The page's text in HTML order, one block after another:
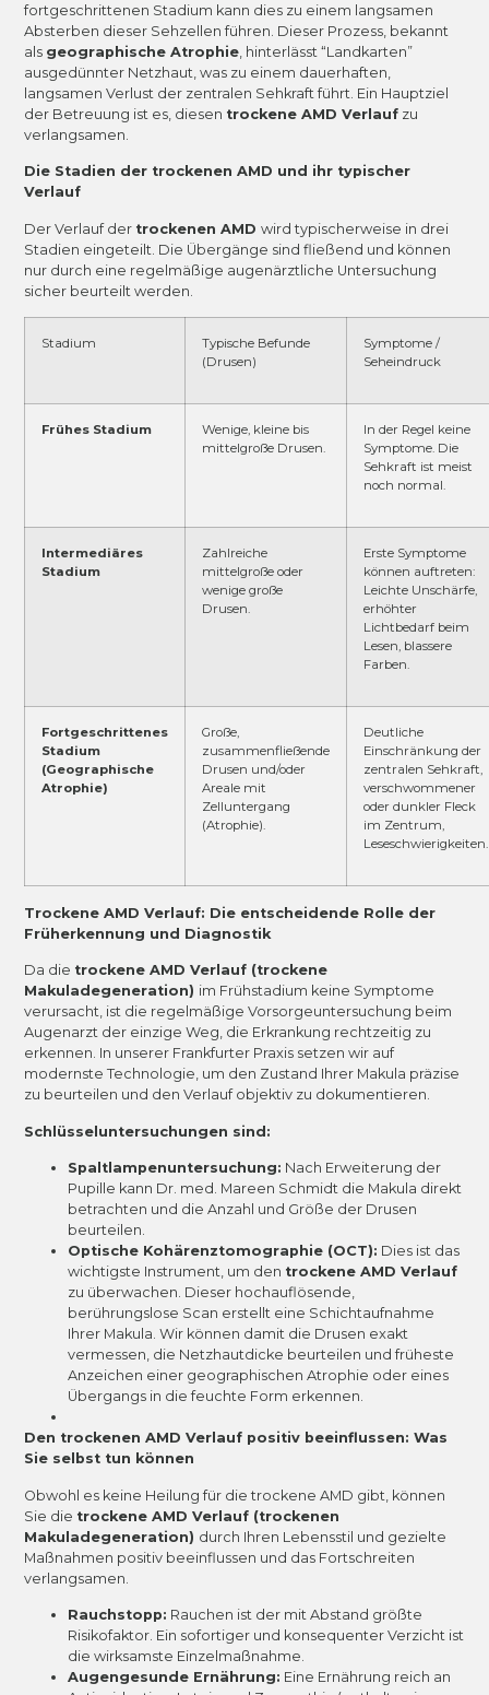
fortgeschrittenen Stadium kann dies zu einem langsamen
Absterben dieser Sehzellen führen. Dieser Prozess, bekannt
als geographische Atrophie , hinterlässt “Landkarten”
ausgedünnter Netzhaut, was zu einem dauerhaften,
langsamen Verlust der zentralen Sehkraft führt. Ein Hauptziel
der Betreuung ist es, diesen trockene AMD Verlauf zu
verlangsamen.
Die Stadien der trockenen AMD und ihr typischer
Verlauf
Der Verlauf der trockenen AMDwird typischerweise in drei
Stadien eingeteilt. Die Übergänge sind fließend und können
nur durch eine regelmäßige augenärztliche Untersuchung
sicher beurteilt werden.
Stadium
Typische Befunde
(Drusen)
Symptome /
Seheindruck
Frühes Stadium
Wenige, kleine bis
mittelgroße Drusen.
In der Regel keine
Symptome. Die
Sehkraft ist meist
noch normal.
Intermediäres
Stadium
Zahlreiche
mittelgroße oder
wenige große
Drusen.
Erste Symptome
können auftreten:
Leichte Unschärfe,
erhöhter
Lichtbedarf beim
Lesen, blassere
Farben.
Fortgeschrittenes
Stadium
(Geographische
Atrophie)
Große,
zusammenfließende
Drusen und/oder
Areale mit
Zelluntergang
(Atrophie).
Deutliche
Einschränkung der
zentralen Sehkraft,
verschwommener
oder dunkler Fleck
im Zentrum,
Leseschwierigkeiten.
Trockene AMD Verlauf: Die entscheidende Rolle der
Früherkennung und Diagnostik
Da die trockene AMD Verlauf (trockene
Makuladegeneration) im Frühstadium keine Symptome
verursacht, ist die regelmäßige Vorsorgeuntersuchung beim
Augenarzt der einzige Weg, die Erkrankung rechtzeitig zu
erkennen. In unserer Frankfurter Praxis setzen wir auf
modernste Technologie, um den Zustand Ihrer Makula präzise
zu beurteilen und den Verlauf objektiv zu dokumentieren.
Schlüsseluntersuchungen sind:
Spaltlampenuntersuchung: Nach Erweiterung der
Pupille kann Dr. med. Mareen Schmidt die Makula direkt
betrachten und die Anzahl und Größe der Drusen
beurteilen.
Optische Kohärenztomographie (OCT): Dies ist das
wichtigste Instrument, um den trockene AMD Verlauf
zu überwachen. Dieser hochauflösende,
berührungslose Scan erstellt eine Schichtaufnahme
Ihrer Makula. Wir können damit die Drusen exakt
vermessen, die Netzhautdicke beurteilen und früheste
Anzeichen einer geographischen Atrophie oder eines
Übergangs in die feuchte Form erkennen.
Den trockenen AMD Verlauf positiv beeinflussen: Was
Sie selbst tun können
Obwohl es keine Heilung für die trockene AMD gibt, können
Sie die trockene AMD Verlauf (trockenen
Makuladegeneration) durch Ihren Lebensstil und gezielte
Maßnahmen positiv beeinflussen und das Fortschreiten
verlangsamen.
Rauchstopp: Rauchen ist der mit Abstand größte
Risikofaktor. Ein sofortiger und konsequenter Verzicht ist
die wirksamste Einzelmaßnahme.
Augengesunde Ernährung: Eine Ernährung reich an